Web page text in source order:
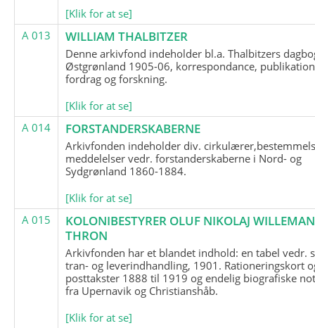
[Klik for at se]
A 013
WILLIAM THALBITZER
Denne arkivfond indeholder bl.a. Thalbitzers
Østgrønland 1905-06, korrespondance,
fordrag og forskning.
[Klik for at se]
A 014
FORSTANDERSKABERNE
Arkivfonden indeholder div.
meddelelser vedr. forstanderskaberne i Nord- og
Sydgrønland 1860-1884.
[Klik for at se]
A 015
KOLONIBESTYRER OLUF NIKOLAJ
THRON
Arkivfonden har et blandet indhold: en tabel vedr.
tran- og leverindhandling, 1901. Rationeringskort
posttakster 1888 til 1919 og endelig biografiske
fra Upernavik og Christianshåb.
[Klik for at se]